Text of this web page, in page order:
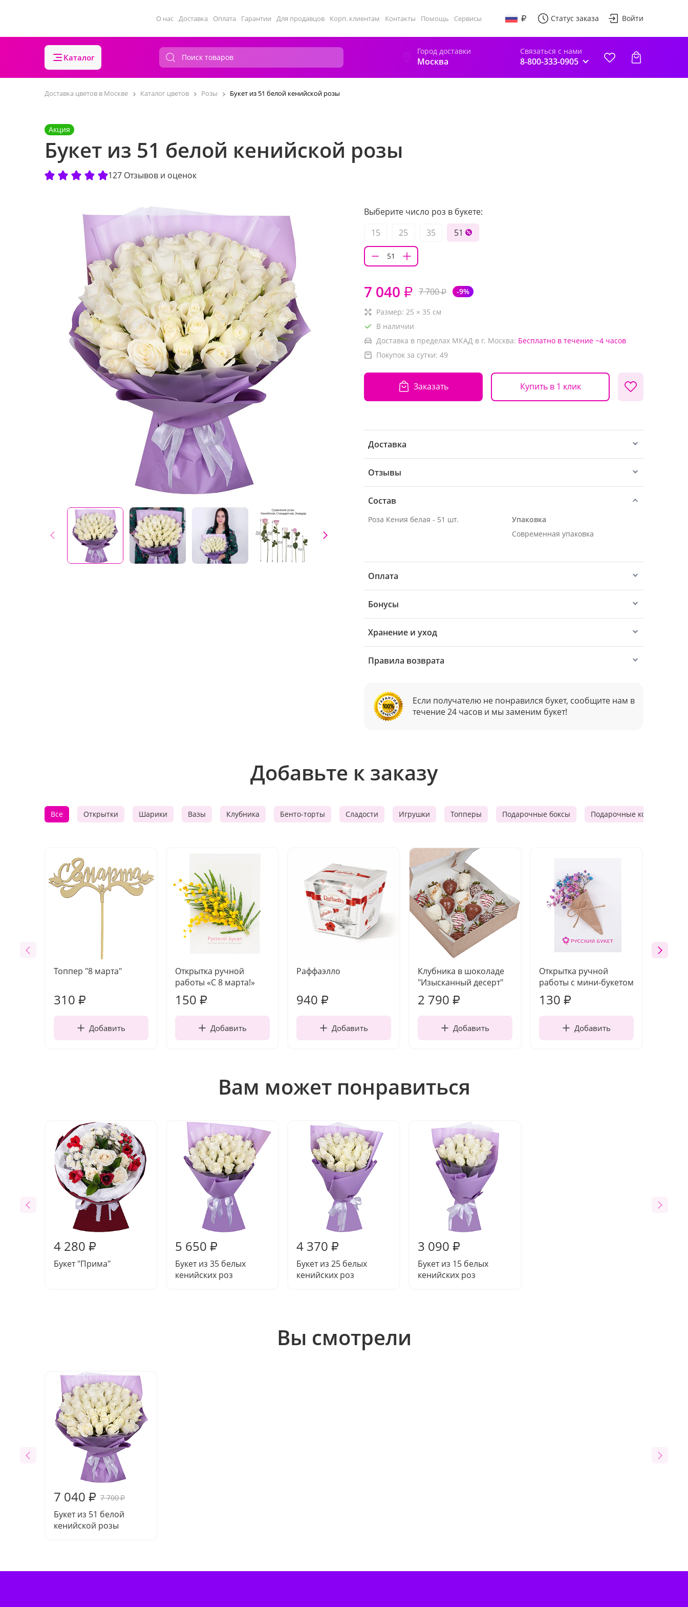
О нас Доставка Оплата Гарантии Для продавцов Корп. клиентам Контакты Помощь Сервисы Статус заказа Войти
Каталог
Город доставки
Москва
Связаться с нами
8-800-333-0905
Доставка цветов в Москве Каталог цветов Розы Букет из 51 белой кенийской розы
Акция
Букет из 51 белой кенийской розы
127 Отзывов и оценок
Выберите число роз в букете:
15
25 35 51
7 040 ₽ 7 700₽ -9%
Размер: 25 × 35 см
В наличии
Доставка в пределах МКАД в г. Москва: Бесплатно в течение ~4 часов
Покупок за сутки: 49
Заказать Купить в 1 клик
Доставка
Отзывы
Состав
Роза Кения белая - 51 шт.
Упаковка
Современная упаковка
Оплата
Бонусы
Хранение и уход
Правила возврата
Если получателю не понравился букет, сообщите нам в
течение 24 часов и мы заменим букет!
Добавьте к заказу
Все Открытки Шарики Вазы Клубника Бенто-торты Сладости Игрушки Топперы Подарочные боксы Подарочные корзины
Топпер "8 марта"
310 ₽
Добавить
Открытка ручной
работы «С 8 марта!»
150 ₽
Добавить
Раффаэлло
940 ₽
Добавить
Клубника в шоколаде
"Изысканный десерт"
2 790 ₽
Добавить
Открытка ручной
работы с мини-букетом
130 ₽
Добавить
Вам может понравиться
4 280 ₽
Букет "Прима"
5 650 ₽
Букет из 35 белых
кенийских роз
4 370 ₽
Букет из 25 белых
кенийских роз
3 090 ₽
Букет из 15 белых
кенийских роз
Вы смотрели
7 040 ₽ 7 700₽
Букет из 51 белой
кенийской розы